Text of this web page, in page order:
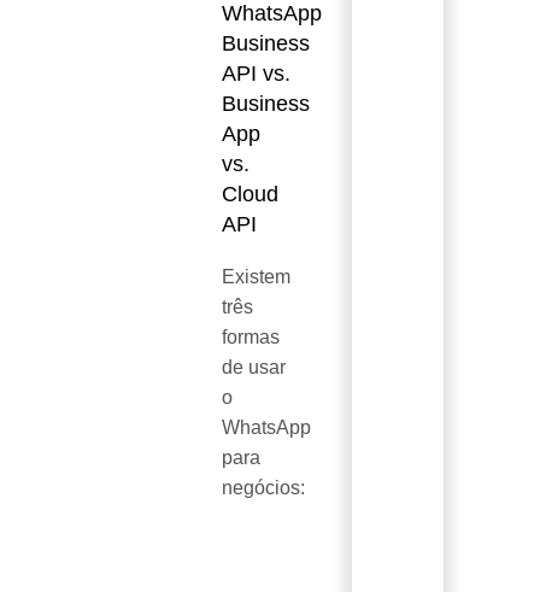
WhatsApp
Business
API vs.
Business
App
vs.
Cloud
API
Existem
três
formas
de usar
o
WhatsApp
para
negócios: